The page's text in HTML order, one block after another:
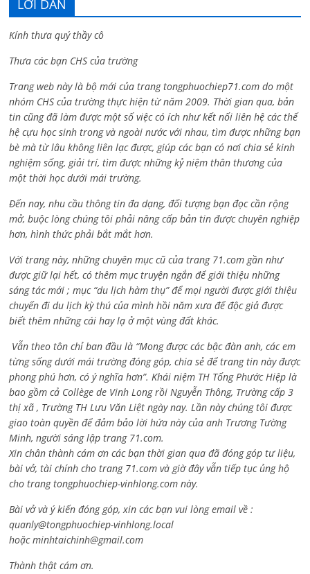
LỜI DẪN
Kính thưa quý thầy cô
Thưa các bạn CHS của trường
Trang web này là bộ mới của trang tongphuochiep71.com do một
nhóm CHS của trường thực hiện từ năm 2009. Thời gian qua, bản
tin cũng đã làm được một số việc có ích như kết nối liên hệ các thế
hệ cựu học sinh trong và ngoài nước với nhau, tìm được những bạn
bè mà từ lâu không liên lạc được, giúp các bạn có nơi chia sẻ kinh
nghiệm sống, giải trí, tìm được những kỷ niệm thân thương của
một thời học dưới mái trường.
Đến nay, nhu cầu thông tin đa dạng, đối tượng bạn đọc cần rộng
mở, buộc lòng chúng tôi phải nâng cấp bản tin được chuyên nghiệp
hơn, hình thức phải bắt mắt hơn.
Với trang này, những chuyên mục cũ của trang 71.com gần như
được giữ lại hết, có thêm mục truyện ngắn để giới thiệu những
sáng tác mới ; mục “du lịch hàm thụ” để mọi người được giới thiệu
chuyến đi du lịch kỳ thú của mình hồi năm xưa để độc giả được
biết thêm những cái hay lạ ở một vùng đất khác.
Vẫn theo tôn chỉ ban đầu là “Mong được các bậc đàn anh, các em
từng sống dưới mái trường đóng góp, chia sẻ để trang tin này được
phong phú hơn, có ý nghĩa hơn”. Khái niệm TH Tống Phước Hiệp là
bao gồm cả Collège de Vinh Long rồi Nguyễn Thông, Trường cấp 3
thị xã , Trường TH Lưu Văn Liệt ngày nay. Lần này chúng tôi được
giao toàn quyền để đảm bảo lời hứa này của anh Trương Tường
Minh, người sáng lập trang 71.com.
Xin chân thành cám ơn các bạn thời gian qua đã đóng góp tư liệu,
bài vở, tài chính cho trang 71.com và giờ đây vẫn tiếp tục ủng hộ
cho trang tongphuochiep-vinhlong.com này.
Bài vở và ý kiến đóng góp, xin các bạn vui lòng email về :
quanly@tongphuochiep-vinhlong.local
hoặcminhtaichinh@gmail.com
Thành thật cám ơn.